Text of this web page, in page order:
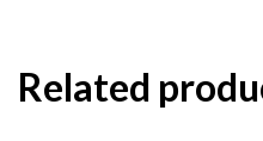
Related